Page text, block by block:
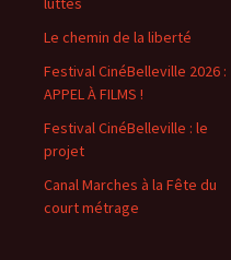
Le chemin de la liberté
Festival CinéBelleville 2026 :
APPEL À FILMS !
Festival CinéBelleville : le
projet
Canal Marches à la Fête du
court métrage